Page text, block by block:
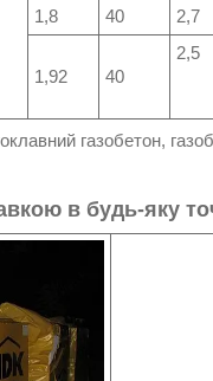
1,8 40 2,7
1,92 40
2,5
газобетон,
в будь-яку